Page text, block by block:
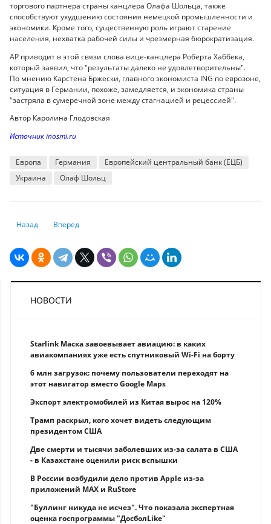
торгового партнера страны канцлера Олафа Шольца, также
способствуют ухудшению состояния немецкой промышленности и
экономики. Кроме того, существенную роль играют старение
населения, нехватка рабочей силы и чрезмерная бюрократизация.
AP приводит в этой связи слова вице-канцлера Роберта Хаббека,
который заявил, что "результаты далеко не удовлетворительны".
По мнению Карстена Бржески, главного экономиста ING по еврозоне,
ситуация в Германии, похоже, замедляется, и экономика страны
"застряла в сумеречной зоне между стагнацией и рецессией".
Автор Каролина Глодовская
Источник inosmi.ru
Европа Германия
Европейский центральный банк (ЕЦБ)
Украина
Олаф Шольц
Предыдущий: Америка кинула. Европу могут оставить без газа в
Назад Следующий: Почему недоедающие дети снижают
Вперед
НОВОСТИ
Starlink Маска завоевывает авиацию: в каких
авиакомпаниях уже есть спутниковый Wi-Fi на борту
6 млн загрузок: почему пользователи переходят на
этот навигатор вместо Google Maps
Экспорт электромобилей из Китая вырос на 120%
Трамп раскрыл, кого хочет видеть следующим
президентом США
Две смерти и тысячи заболевших из-за салата в США
- в Казахстане оценили риск вспышки
В России возбудили дело против Apple из-за
приложений MAX и RuStore
"Буллинг никуда не исчез". Что показала экспертная
оценка госпрограммы "ДосболLike"